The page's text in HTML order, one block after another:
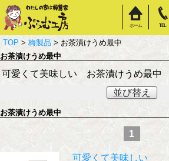
ホーム TEL
TOP > 梅製品 > お茶漬けうめ最中
お茶漬けうめ最中
可愛くて美味しい お茶漬けうめ最中
並び替え
お茶漬けうめ最中
1
可愛くて美味しい